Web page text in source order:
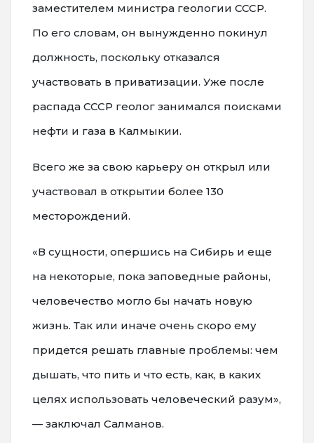
заместителем министра геологии СССР.
По его словам, он вынужденно покинул
должность, поскольку отказался
участвовать в приватизации. Уже после
распада СССР геолог занимался поисками
нефти и газа в Калмыкии.
Всего же за свою карьеру он открыл или
участвовал в открытии более 130
месторождений.
«В сущности, опершись на Сибирь и еще
на некоторые, пока заповедные районы,
человечество могло бы начать новую
жизнь. Так или иначе очень скоро ему
придется решать главные проблемы: чем
дышать, что пить и что есть, как, в каких
целях использовать человеческий разум»,
— заключал Салманов.